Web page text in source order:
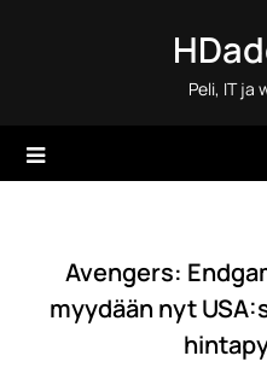
Peli, IT ja
Avengers:
myydään nyt